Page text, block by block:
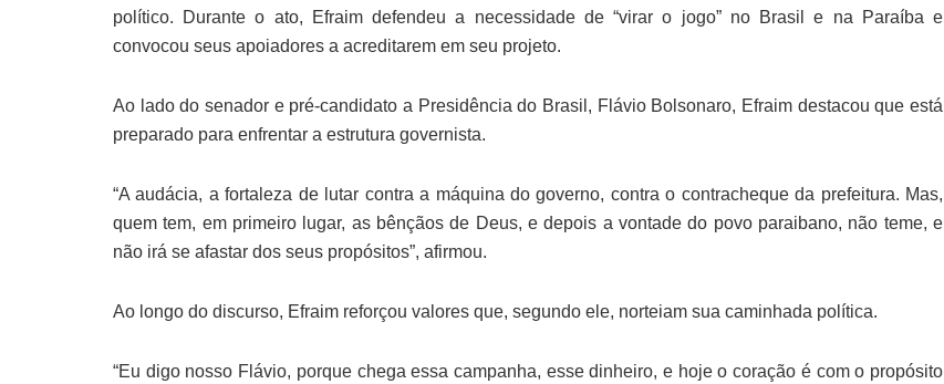
político. Durante o ato, Efraim defendeu a necessidade de “virar o jogo” no Brasil e na Paraíba e
convocou seus apoiadores a acreditarem em seu projeto.
Ao lado do senador e pré-candidato a Presidência do Brasil, Flávio Bolsonaro, Efraim destacou que está
preparado para enfrentar a estrutura governista.
“A audácia, a fortaleza de lutar contra a máquina do governo, contra o contracheque da prefeitura. Mas,
quem tem, em primeiro lugar, as bênçãos de Deus, e depois a vontade do povo paraibano, não teme, e
não irá se afastar dos seus propósitos”, afirmou.
Ao longo do discurso, Efraim reforçou valores que, segundo ele, norteiam sua caminhada política.
“Eu digo nosso Flávio, porque chega essa campanha, esse dinheiro, e hoje o coração é com o propósito